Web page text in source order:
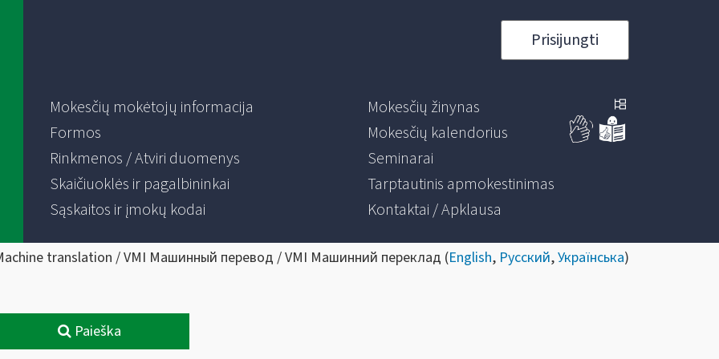
Prisijungti
Mokesčių mokėtojų informacija
Formos
Rinkmenos / Atviri duomenys
Skaičiuoklės ir pagalbininkai
Sąskaitos ir įmokų kodai
Mokesčių žinynas
Mokesčių kalendorius
Seminarai
Tarptautinis apmokestinimas
Kontaktai / Apklausa
translation / VMI Машинный перевод / VMI Машинний переклад (English, Русский,Українська)
Paieška